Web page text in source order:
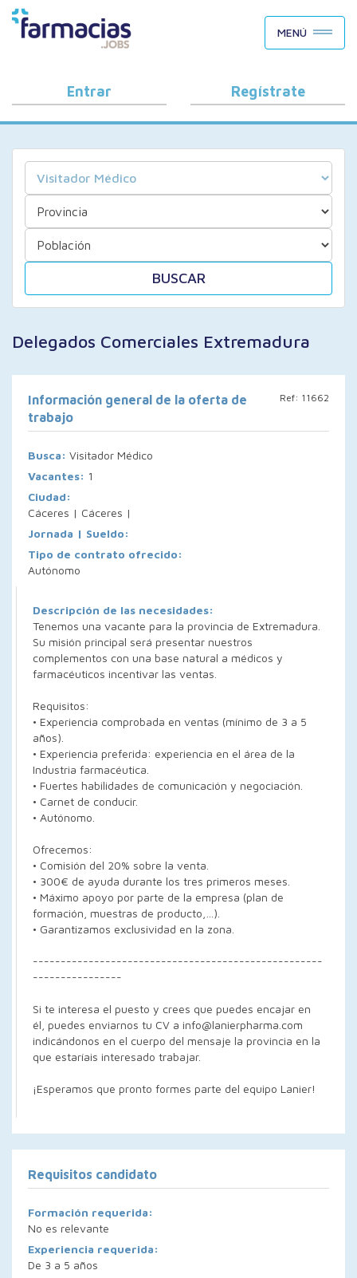
BUSCAR CANDIDATOS
OFERTAS DE EMPLEO
COMO FUNCIONA
PORQUÉ FARMACIAS.JOBS
BLOG
MENÚ
Entrar Regístrate
BUSCAR
Delegados Comerciales Extremadura
Ref: 11662
Información general de la oferta de
trabajo
Busca: Visitador Médico
Vacantes: 1
Ciudad:
Cáceres | Cáceres |
Jornada | Sueldo:
Tipo de contrato ofrecido:
Autónomo
Descripción de las necesidades:
Tenemos una vacante para la provincia de Extremadura.
Su misión principal será presentar nuestros
complementos con una base natural a médicos y
farmacéuticos incentivar las ventas.
Requisitos:
• Experiencia comprobada en ventas (mínimo de 3 a 5
años).
• Experiencia preferida: experiencia en el área de la
Industria farmacéutica.
• Fuertes habilidades de comunicación y negociación.
• Carnet de conducir.
• Autónomo.
Ofrecemos:
• Comisión del 20% sobre la venta.
• 300€ de ayuda durante los tres primeros meses.
• Máximo apoyo por parte de la empresa (plan de
formación, muestras de producto,…).
• Garantizamos exclusividad en la zona.
----------------------------------------------------
----------------
Si te interesa el puesto y crees que puedes encajar en
él, puedes enviarnos tu CV a info@lanierpharma.com
indicándonos en el cuerpo del mensaje la provincia en la
que estaríais interesado trabajar.
¡Esperamos que pronto formes parte del equipo Lanier!
Requisitos candidato
Formación requerida:
No es relevante
Experiencia requerida:
De 3 a 5 años